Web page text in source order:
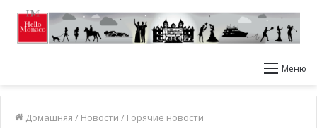
Меню
Домашняя / Новости / Горячие новости